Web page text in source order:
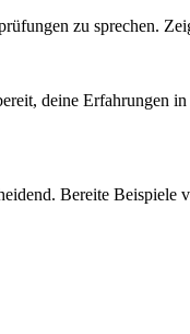
zu sprechen.
deine Erfahrungen
Bereite Beispiele